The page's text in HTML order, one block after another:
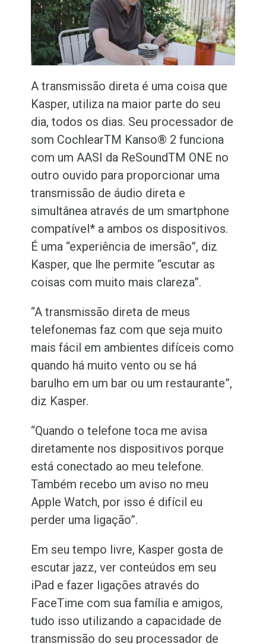
A transmissão direta é uma coisa que
Kasper, utiliza na maior parte do seu
dia, todos os dias. Seu processador de
som CochlearTM Kanso® 2 funciona
com umAASI da ReSoundTM ONE no
outro ouvido para proporcionar uma
transmissão de áudio direta e
simultânea através de um smartphone
compatível* a ambos os dispositivos.
É uma “experiência de imersão”, diz
Kasper, que lhe permite “escutar as
coisas com muito mais clareza”.
“A transmissão direta de meus
telefonemas faz com que seja muito
mais fácil em ambientes difíceis como
quando há muito vento ou se há
barulho em um bar ou um restaurante”,
diz Kasper.
“Quando o telefone toca me avisa
diretamente nos dispositivos porque
está conectado ao meu telefone.
Também recebo um aviso no meu
Apple Watch, por isso é difícil eu
perder uma ligação”.
Em seu tempo livre, Kasper gosta de
escutar jazz, ver conteúdos em seu
iPad e fazer ligações através do
FaceTime com sua família e amigos,
tudo isso utilizando a capacidade de
transmissão do seu processador de